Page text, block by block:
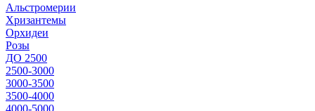
Альстромерии
Хризантемы
Орхидеи
Розы
ДО 2500
2500-3000
3000-3500
3500-4000
4000-5000